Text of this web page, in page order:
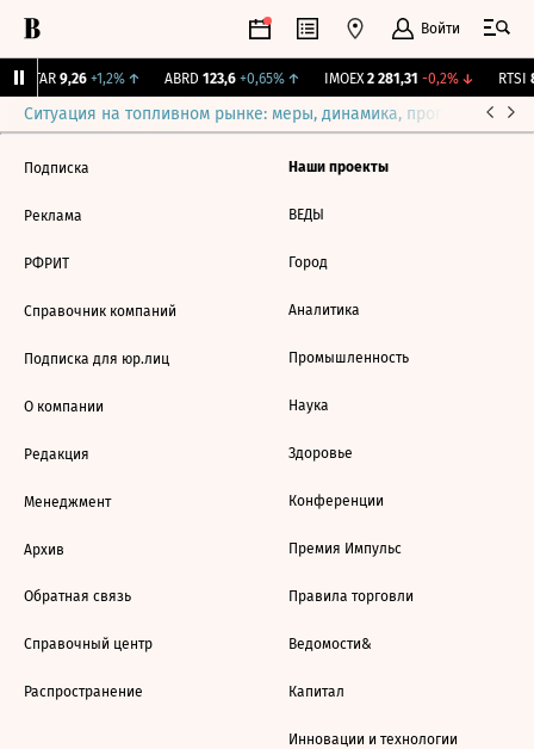
Войти
UTAR 9,26 +1,2%↑ ABRD 123,6 +0,65%↑ IMOEX 2 281,31 -0,2%↓ RTSI
Ситуация на топливном рынке: меры, динамика, прогнозы
Подписка
Реклама
РФРИТ
Справочник компаний
Подписка для юр.лиц
О компании
Редакция
Менеджмент
Архив
Обратная связь
Справочный центр
Распространение
Наши проекты
ВЕДЫ
Город
Аналитика
Промышленность
Наука
Здоровье
Конференции
Премия Импульс
Правила торговли
Ведомости&
Капитал
Инновации и технологии